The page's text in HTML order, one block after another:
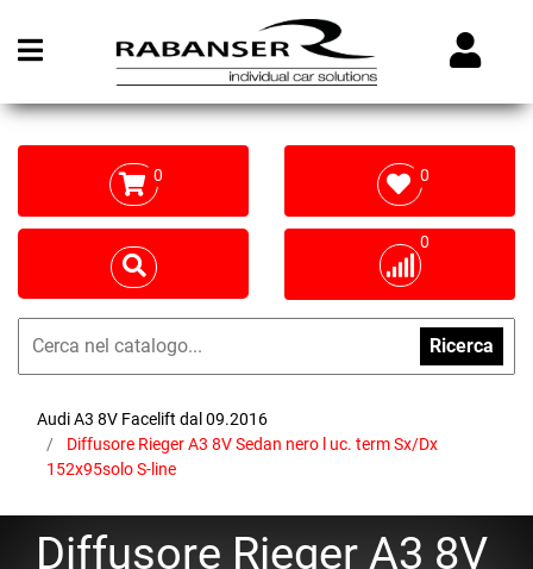
Open menu
0 0
0
Ricerca
Audi A3 8V Facelift dal 09.2016
Diffusore Rieger A3 8V Sedan nero l uc. term Sx/Dx
152x95solo S-line
Diffusore Rieger A3 8V